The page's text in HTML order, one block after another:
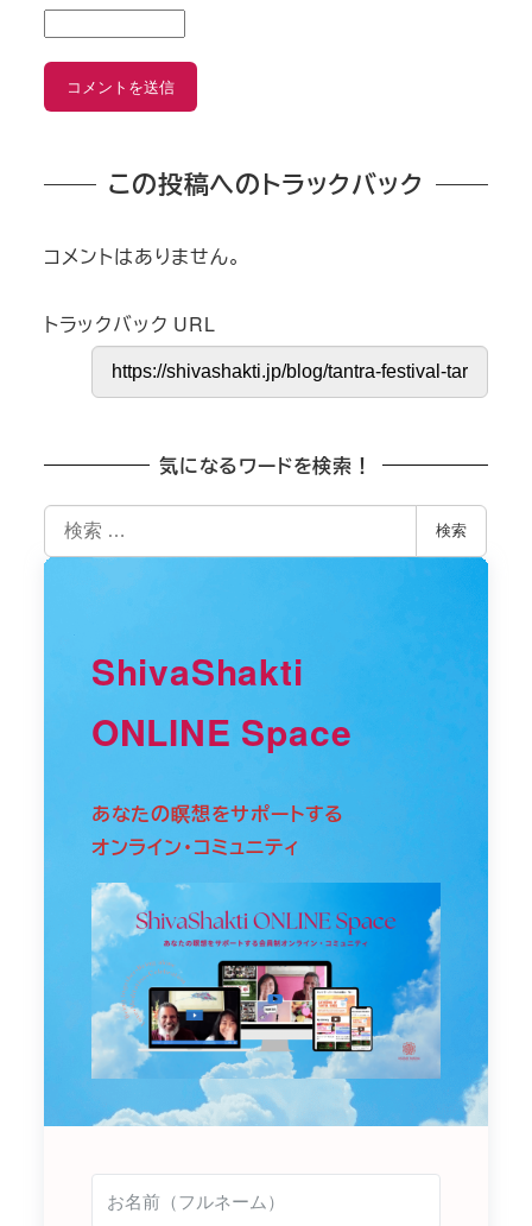
この投稿へのトラックバック
コメントはありません。
トラックバック URL
気になるワードを検索！
検
索
検索
ShivaShakti
ONLINE Space
あなたの瞑想をサポートする
オンライン・コミュニティ